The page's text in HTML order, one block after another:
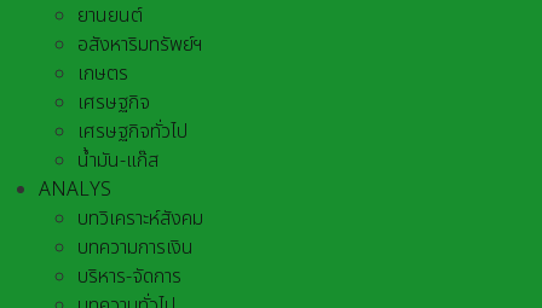
ยานยนต์
อสังหาริมทรัพย์ฯ
เกษตร
เศรษฐกิจ
เศรษฐกิจทั่วไป
น้ำมัน-แก๊ส
ANALYS
บทวิเคราะห์สังคม
บทความการเงิน
บริหาร-จัดการ